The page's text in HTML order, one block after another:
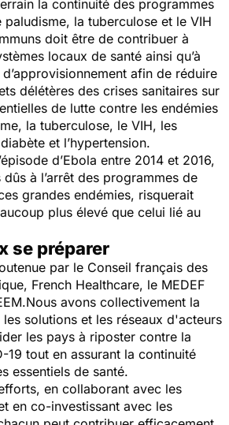
la continuité des programmes
la tuberculose et le VIH
doit être de contribuer à
locaux de santé ainsi qu’à
afin de réduire
délétères des crises sanitaires sur
de lutte contre les endémies
la tuberculose, le VIH, les
et l’hypertension.
d’Ebola entre 2014 et 2016,
à l’arrêt des programmes de
grandes endémies, risquerait
plus élevé que celui lié au
se préparer
par le Conseil français des
French Healthcare, le MEDEF
avons collectivement la
solutions et les réseaux d'acteurs
les pays à riposter contre la
19 tout en assurant la continuité
essentiels de santé.
en collaborant avec les
en co-investissant avec les